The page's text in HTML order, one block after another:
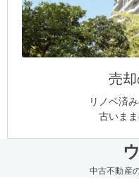
売
リノベ済
古いま
中古不動産